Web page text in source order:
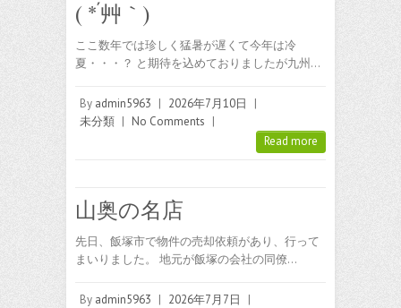
( *´艸｀)
ここ数年では珍しく猛暑が遅くて今年は冷
夏・・・？ と期待を込めておりましたが九州…
By admin5963 | 2026年7月10日
|
未分類 | No Comments |
Read more
山奥の名店
先日、飯塚市で物件の売却依頼があり、行って
まいりました。 地元が飯塚の会社の同僚…
By admin5963 | 2026年7月7日
|